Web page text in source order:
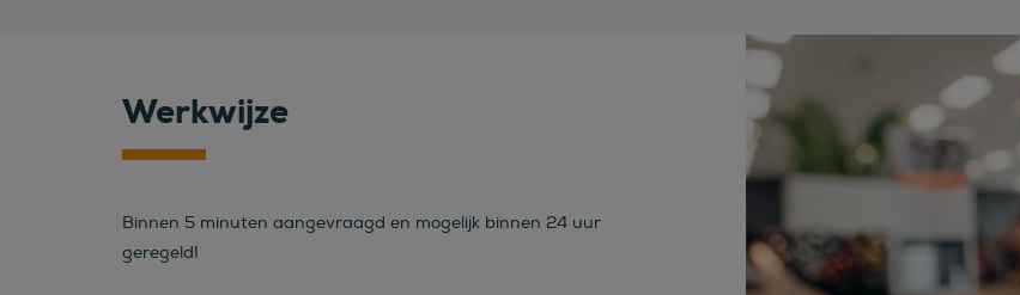
Werkwijze
Binnen 5 minuten aangevraagd en mogelijk binnen 24 uur
geregeld!